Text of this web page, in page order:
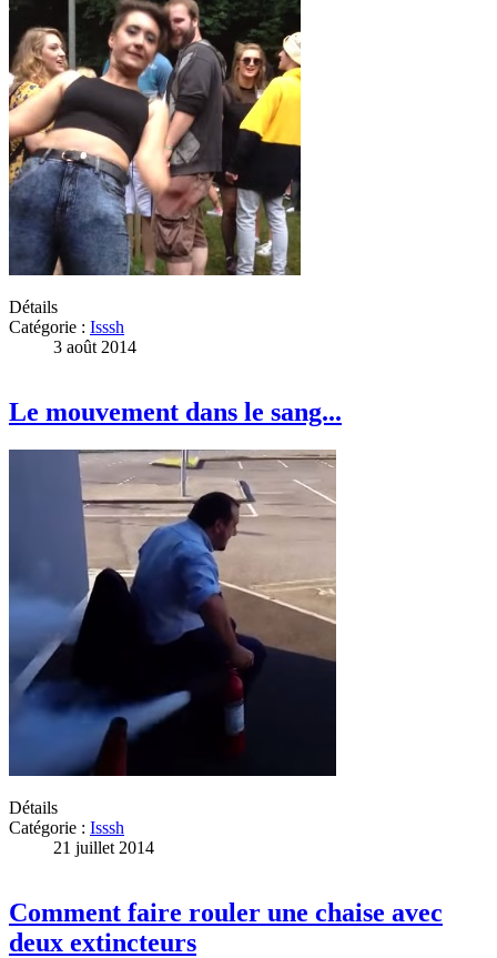
Détails
Catégorie : Isssh
3 août 2014
Le mouvement dans le sang...
Détails
Catégorie : Isssh
21 juillet 2014
Comment faire rouler une chaise avec
deux extincteurs